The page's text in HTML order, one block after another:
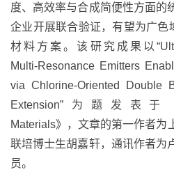
度、高效率与合成简便性方面的
企业开展联合验证， 有望为广色
材料 方案。该 研究成果以“
Multi-Resonance Emitters
via Chlorine-Oriented Double
Extension” 为题发表于
Materials》，文章的第一作者为
联培博士生胡嘉轩，通讯作者为
员。